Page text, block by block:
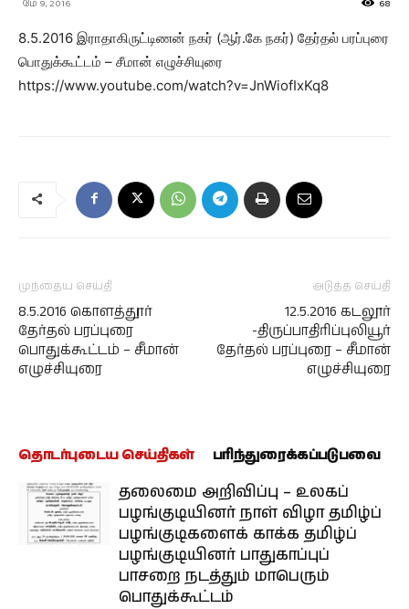
மே 9, 2016 68
8.5.2016 இராதாகிருட்டிணன் நகர் (ஆர்.கே நகர்) தேர்தல் பரப்புரை
பொதுக்கூட்டம் – சீமான் எழுச்சியுரை
https://www.youtube.com/watch?v=JnWiofIxKq8
முந்தைய செய்தி
8.5.2016 கொளத்தூர்
தேர்தல் பரப்புரை
பொதுக்கூட்டம் – சீமான்
எழுச்சியுரை
அடுத்த செய்தி
12.5.2016 கடலூர்
-திருப்பாதிரிப்புலியூர்
தேர்தல் பரப்புரை – சீமான்
எழுச்சியுரை
தொடர்புடைய செய்திகள் பரிந்துரைக்கப்படுபவை
தலைமை அறிவிப்பு – உலகப்
பழங்குடியினர் நாள் விழா தமிழ்ப்
பழங்குடிகளைக் காக்க தமிழ்ப்
பழங்குடியினர் பாதுகாப்புப்
பாசறை நடத்தும் மாபெரும்
பொதுக்கூட்டம்